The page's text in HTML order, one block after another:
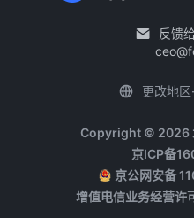
反馈
Copyright © 2026
京ICP备
京公网安备
增值电信业务经营
更改地